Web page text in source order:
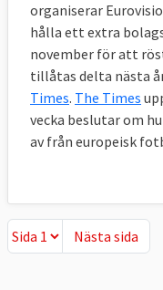
organiserar
hålla ett extra
november för att
tillåtas delta nästa
Times. The Times
vecka beslutar om
av från europeisk
Nästa sida
Nästa sida